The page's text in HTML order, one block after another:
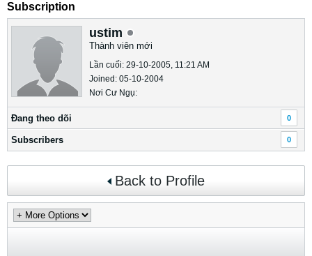
Subscription
ustim
Thành viên mới
Lần cuối: 29-10-2005, 11:21 AM
Joined: 05-10-2004
Nơi Cư Ngụ:
Ðang theo dõi 0
Subscribers 0
Back to Profile